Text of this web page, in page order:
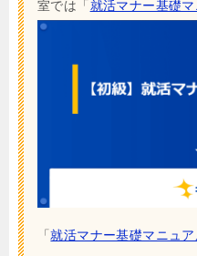
室では「 就活マナー基礎
「就活マナー基礎マニュ